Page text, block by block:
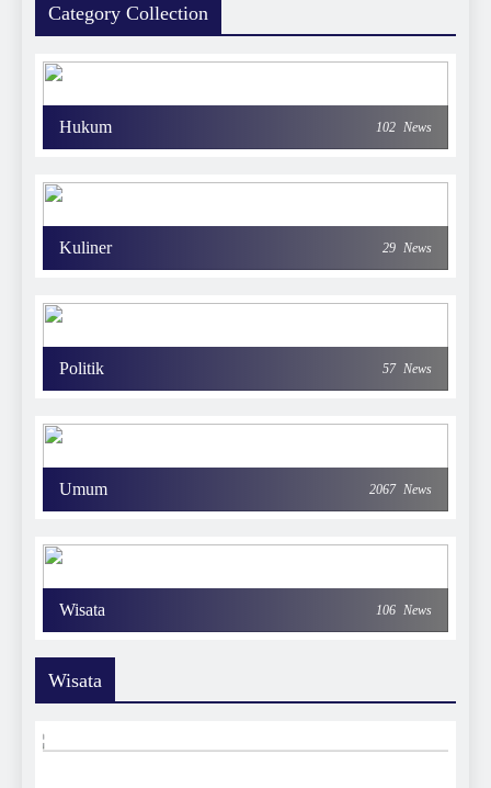
Category Collection
Hukum 102 News
Kuliner 29 News
Politik 57 News
Umum 2067 News
Wisata 106 News
Wisata